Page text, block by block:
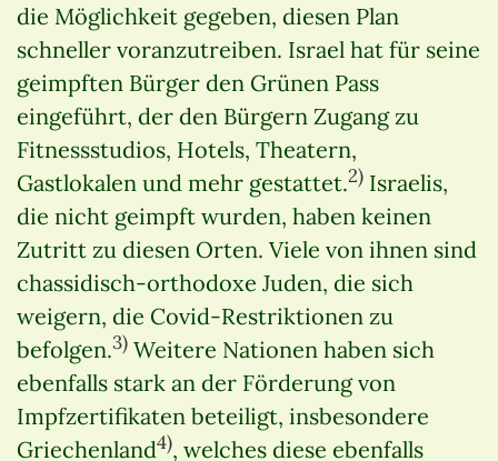
die Möglichkeit gegeben, diesen Plan
schneller voranzutreiben. Israel hat für seine
geimpften Bürger den Grünen Pass
eingeführt, der den Bürgern Zugang zu
Fitnessstudios, Hotels, Theatern,
Gastlokalen und mehr gestattet.2) Israelis,
die nicht geimpft wurden, haben keinen
Zutritt zu diesen Orten. Viele von ihnen sind
chassidisch-orthodoxe Juden, die sich
weigern, die Covid-Restriktionen zu
befolgen.3) Weitere Nationen haben sich
ebenfalls stark an der Förderung von
Impfzertifikaten beteiligt, insbesondere
Griechenland4), welches diese ebenfalls